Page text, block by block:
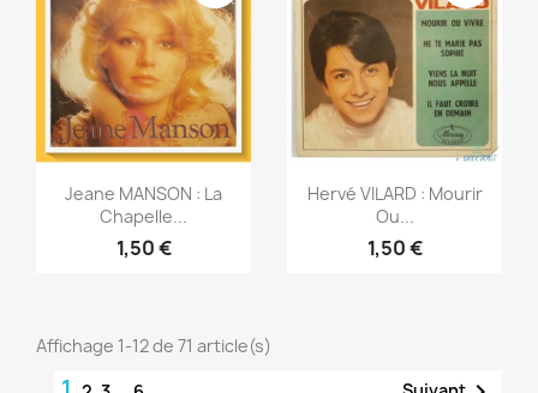
Aperçu rapide
Jeane MANSON : La
Chapelle...
1,50 €
Aperçu rapide
Hervé VILARD : Mourir
Ou...
1,50 €
Affichage 1-12 de 71 article(s)